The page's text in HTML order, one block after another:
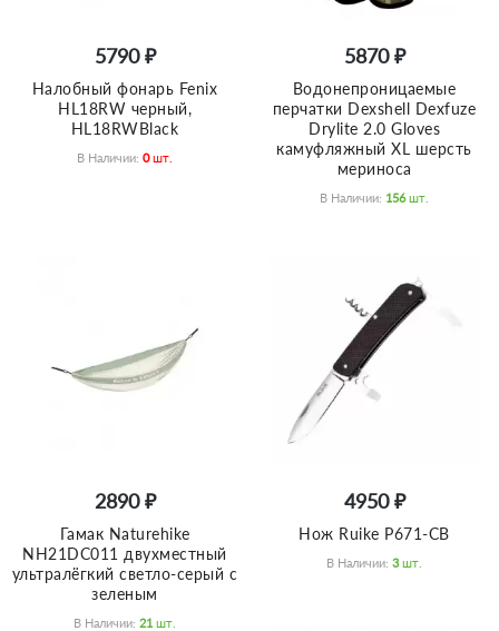
5790 ₽
Налобный фонарь Fenix
HL18RW черный,
HL18RWBlack
В Наличии: 0 Шт.
5870 ₽
Водонепроницаемые
перчатки Dexshell Dexfuze
Drylite 2.0 Gloves
камуфляжный XL шерсть
мериноса
В Наличии: 156 Шт.
2890 ₽
Гамак Naturehike
NH21DC011 двухместный
ультралёгкий светло-серый с
зеленым
В Наличии: 21 Шт.
4950 ₽
Нож Ruike P671-CB
В Наличии: 3 Шт.